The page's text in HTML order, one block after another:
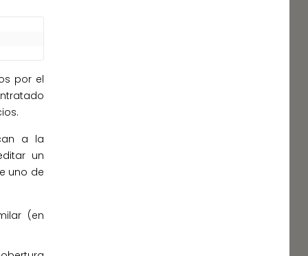
por el
a la
un
uno de
(en